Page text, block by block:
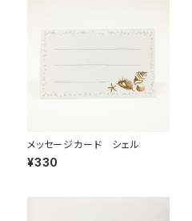
メッセージカード シェル
¥330